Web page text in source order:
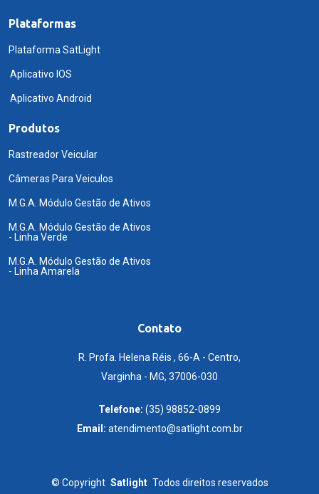
Plataformas
Plataforma SatLight
Aplicativo IOS
Aplicativo Android
Produtos
Rastreador Veicular
Câmeras Para Veiculos
M.G.A. Módulo Gestão de Ativos
M.G.A. Módulo Gestão de Ativos
- Linha Verde
M.G.A. Módulo Gestão de Ativos
- Linha Amarela
Contato
R. Profa. Helena Réis , 66-A - Centro,
Varginha - MG, 37006-030
Telefone: (35) 98852-0899
Email: atendimento@satlight.com.br
© Copyright Satlight Todos direitos reservados